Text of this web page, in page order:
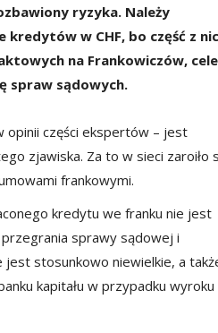
ryzyka. Należy
w CHF, bo część z
na Frankowiczów,
spraw sądowych.
opinii części ekspertów – jest
zjawiska. Za to w sieci zaroiło
frankowymi.
kredytu we franku nie jest
sprawy sądowej i
stosunkowo niewielkie, a
kapitału w przypadku wyroku